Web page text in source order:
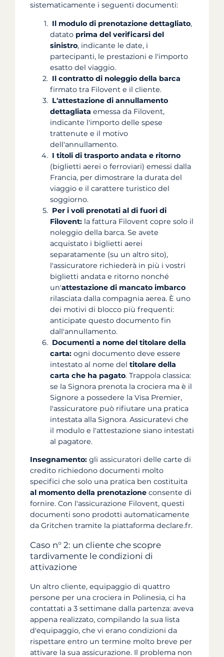
sistematicamente i seguenti documenti:
Il modulo di prenotazione dettagliato,
datato prima del verificarsi del
sinistro, indicante le date, i
partecipanti, le prestazioni e l'importo
esatto del viaggio.
Il contratto di noleggio della barca
firmato tra Filovent e il cliente.
L'attestazione di annullamento
dettagliata emessa da Filovent,
indicante l'importo delle spese
trattenute e il motivo
dell'annullamento.
I titoli di trasporto andata e ritorno
(biglietti aerei o ferroviari) emessi dalla
Francia, per dimostrare la durata del
viaggio e il carattere turistico del
soggiorno.
Per i voli prenotati al di fuori di
Filovent: la fattura Filovent copre solo il
noleggio della barca. Se avete
acquistato i biglietti aerei
separatamente (su un altro sito),
l'assicuratore richiederà in più i vostri
biglietti andata e ritorno nonché
un'attestazione di mancato imbarco
rilasciata dalla compagnia aerea. È uno
dei motivi di blocco più frequenti:
anticipate questo documento fin
dall'annullamento.
Documenti a nome del titolare della
carta: ogni documento deve essere
intestato al nome del titolare della
carta che ha pagato. Trappola classica:
se la Signora prenota la crociera ma è il
Signore a possedere la Visa Premier,
l'assicuratore può rifiutare una pratica
intestata alla Signora. Assicuratevi che
il modulo e l'attestazione siano intestati
al pagatore.
Insegnamento: gli assicuratori delle carte di
credito richiedono documenti molto
specifici che solo una pratica ben costituita
al momento della prenotazione consente di
fornire. Con l'assicurazione Filovent, questi
documenti sono prodotti automaticamente
da Gritchen tramite la piattaforma declare.fr.
Caso n° 2: un cliente che scopre
tardivamente le condizioni di
attivazione
Un altro cliente, equipaggio di quattro
persone per una crociera in Polinesia, ci ha
contattati a 3 settimane dalla partenza: aveva
appena realizzato, compilando la sua lista
d'equipaggio, che vi erano condizioni da
rispettare entro un termine molto breve per
attivare la sua assicurazione. Il problema non